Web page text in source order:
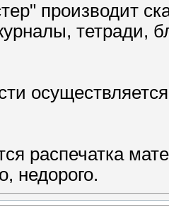
производит
тетради,
распечатка
недорого.